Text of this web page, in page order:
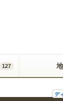
127
デ